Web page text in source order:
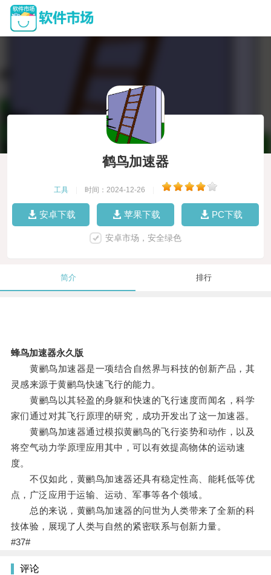
鹤鸟加速器
工具 时间：2024-12-26
安卓下载 苹果下载 PC下载
安卓市场，安全绿色
简介 排行
蜂鸟加速器永久版
黄鹂鸟加速器是一项结合自然界与科技的创新产品，其
灵感来源于黄鹂鸟快速飞行的能力。
黄鹂鸟以其轻盈的身躯和快速的飞行速度而闻名，科学
家们通过对其飞行原理的研究，成功开发出了这一加速器。
黄鹂鸟加速器通过模拟黄鹂鸟的飞行姿势和动作，以及
将空气动力学原理应用其中，可以有效提高物体的运动速
度。
不仅如此，黄鹂鸟加速器还具有稳定性高、能耗低等优
点，广泛应用于运输、运动、军事等各个领域。
总的来说，黄鹂鸟加速器的问世为人类带来了全新的科
技体验，展现了人类与自然的紧密联系与创新力量。
#37#
评论